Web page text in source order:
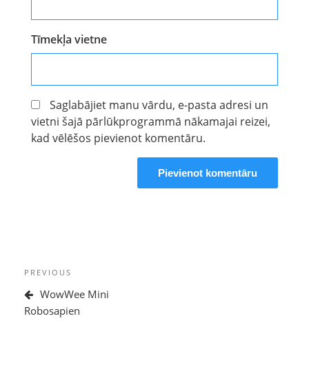
Tīmekļa vietne
Saglabājiet manu vārdu, e-pasta adresi un
vietni šajā pārlūkprogrammā nākamajai reizei,
kad vēlēšos pievienot komentāru.
Ziņu
izvēlne
Previous
Post
PREVIOUS
WowWee Mini
Robosapien